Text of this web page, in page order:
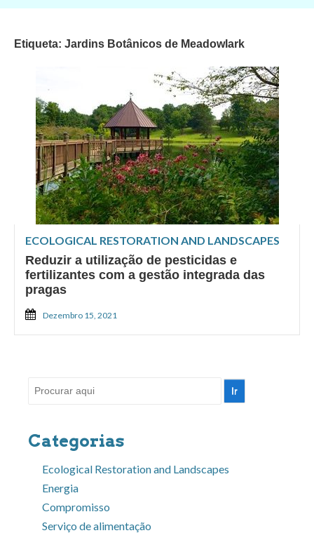
Etiqueta: Jardins Botânicos de Meadowlark
ECOLOGICAL RESTORATION AND LANDSCAPES
Reduzir a utilização de pesticidas e
fertilizantes com a gestão integrada das
pragas
Dezembro 15, 2021
Pesquisar
Categorias
Ecological Restoration and Landscapes
Energia
Compromisso
Serviço de alimentação